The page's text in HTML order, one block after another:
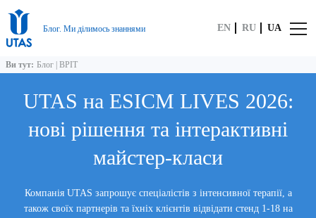
Блог. Ми ділимось знаннями EN RU UA
Ви тут: Блог ВРІТ
UTAS на ESICM LIVES 2026:
нові рішення та інтерактивні
майстер-класи
Компанія UTAS запрошує спеціалістів з інтенсивної терапії, а
також своїх партнерів та їхніх клієнтів відвідати стенд 1-18 на